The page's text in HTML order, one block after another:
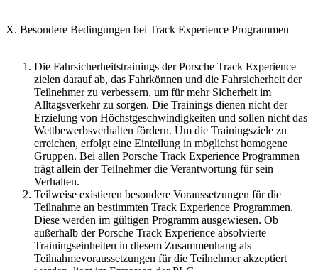
X. Besondere Bedingungen bei Track Experience Programmen
Die Fahrsicherheitstrainings der Porsche Track Experience
zielen darauf ab, das Fahrkönnen und die Fahrsicherheit der
Teilnehmer zu verbessern, um für mehr Sicherheit im
Alltagsverkehr zu sorgen. Die Trainings dienen nicht der
Erzielung von Höchstgeschwindigkeiten und sollen nicht das
Wettbewerbsverhalten fördern. Um die Trainingsziele zu
erreichen, erfolgt eine Einteilung in möglichst homogene
Gruppen. Bei allen Porsche Track Experience Programmen
trägt allein der Teilnehmer die Verantwortung für sein
Verhalten.
Teilweise existieren besondere Voraussetzungen für die
Teilnahme an bestimmten Track Experience Programmen.
Diese werden im gültigen Programm ausgewiesen. Ob
außerhalb der Porsche Track Experience absolvierte
Trainingseinheiten in diesem Zusammenhang als
Teilnahmevoraussetzungen für die Teilnehmer akzeptiert